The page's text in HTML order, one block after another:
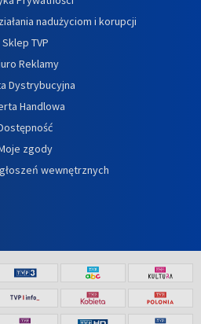
nadużyciom i korupcji
Sklep TVP
Reklamy
Dystrybucyjna
Handlowa
zgody
wewnętrznych